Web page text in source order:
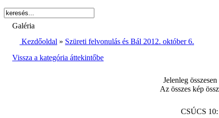
Galéria
Kezdőoldal » Szüreti felvonulás és Bál 2012. október 6.
Vissza a kategória áttekintőbe
Jelenleg
Az összes kép
CSÚCS